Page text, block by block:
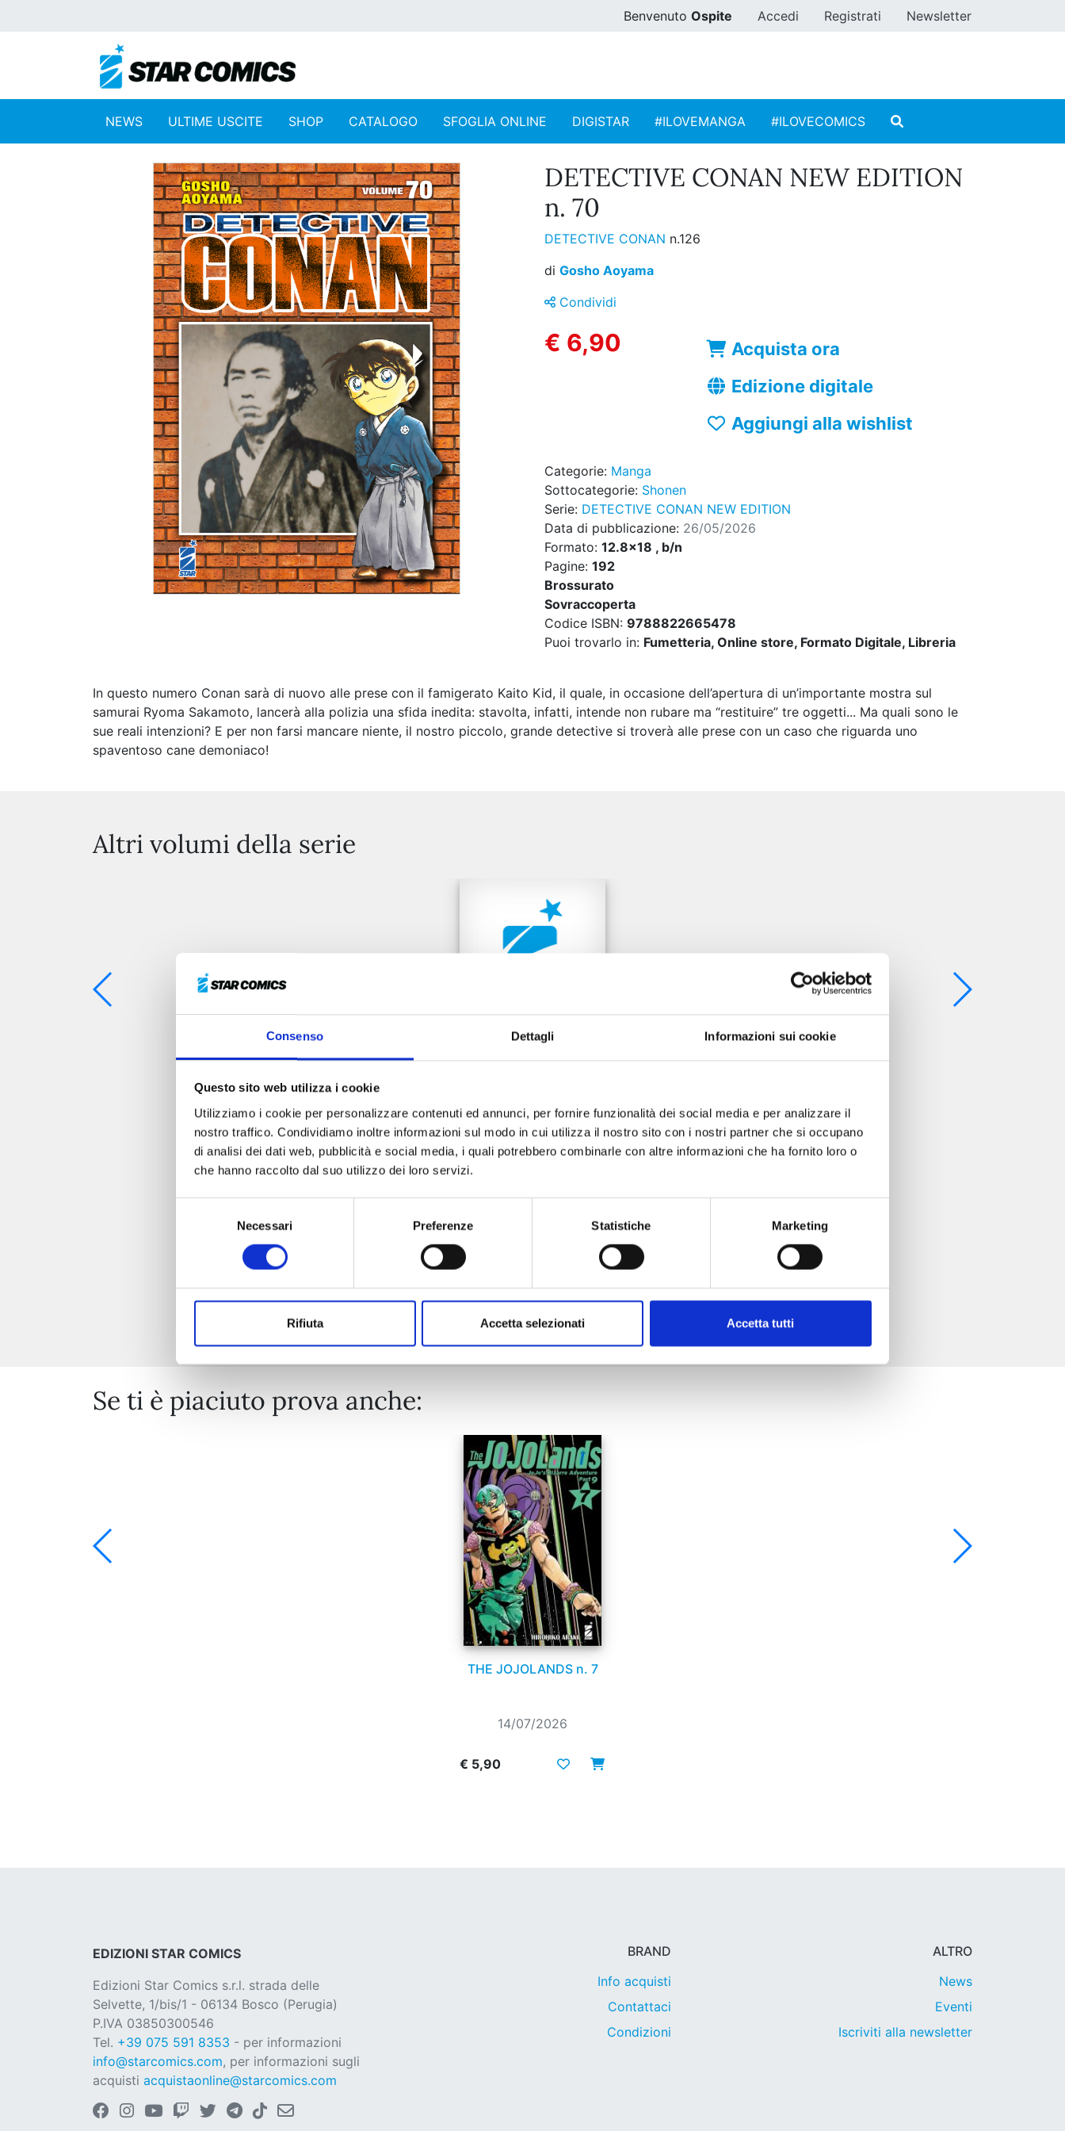
Consenso Dettagli Informazioni sui cookie
Questo sito web utilizza i cookie
Utilizziamo i cookie per personalizzare contenuti ed annunci, per fornire funzionalità dei social media e per analizzare il
nostro traffico. Condividiamo inoltre informazioni sul modo in cui utilizza il nostro sito con i nostri partner che si occupano
di analisi dei dati web, pubblicità e social media, i quali potrebbero combinarle con altre informazioni che ha fornito loro o
che hanno raccolto dal suo utilizzo dei loro servizi.
Necessari Preferenze Statistiche Marketing
Rifiuta Accetta selezionati Accetta tutti
Benvenuto Ospite Accedi Registrati Newsletter
NEWS ULTIME USCITE SHOP CATALOGO SFOGLIA ONLINE DIGISTAR #ILOVEMANGA #ILOVECOMICS
DETECTIVE CONAN NEW EDITION
n. 70
DETECTIVE CONAN n.126
di Gosho Aoyama
Condividi
€ 6,90
Acquista ora
Edizione digitale
Aggiungi alla wishlist
Categorie: Manga
Sottocategorie: Shonen
Serie: DETECTIVE CONAN NEW EDITION
Data di pubblicazione: 26/05/2026
Formato: 12.8x18 , b/n
Pagine: 192
Brossurato
Sovraccoperta
Codice ISBN: 9788822665478
Puoi trovarlo in: Fumetteria, Online store, Formato Digitale, Libreria
In questo numero Conan sarà di nuovo alle prese con il famigerato Kaito Kid, il quale, in occasione dell’apertura di un’importante mostra sul
samurai Ryoma Sakamoto, lancerà alla polizia una sfida inedita: stavolta, infatti, intende non rubare ma “restituire” tre oggetti... Ma quali sono le
sue reali intenzioni? E per non farsi mancare niente, il nostro piccolo, grande detective si troverà alle prese con un caso che riguarda uno
spaventoso cane demoniaco!
Altri volumi della serie
DETECTIVE CONAN NEW EDITION n. 74
Mostra tutto
Se ti è piaciuto prova anche:
THE JOJOLANDS n. 7
14/07/2026
€ 5,90
EDIZIONI STAR COMICS
Edizioni Star Comics s.r.l. strada delle
Selvette, 1/bis/1 - 06134 Bosco (Perugia)
P.IVA 03850300546
Tel. +39 075 591 8353 - per informazioni
info@starcomics.com, per informazioni sugli
acquisti acquistaonline@starcomics.com
BRAND
Info acquisti
Contattaci
Condizioni
ALTRO
News
Eventi
Iscriviti alla newsletter